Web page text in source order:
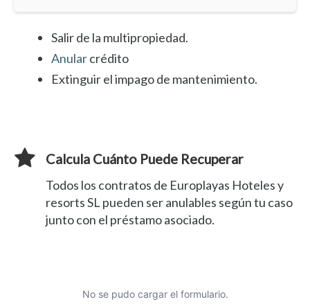
Salir de la multipropiedad.
Anularcrédito
Extinguir el impago de mantenimiento.
Calcula Cuánto Puede Recuperar
Todos los contratos de Europlayas Hoteles y
resorts SL pueden ser anulables según tu caso
junto con el préstamo asociado.
No se pudo cargar el formulario.